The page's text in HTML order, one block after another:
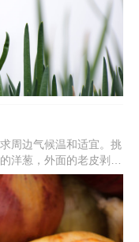
周边气候温和适宜。挑
洋葱，外面的老皮剥除
，将嫩芽从中取出来。
的土壤，在土壤中挖出